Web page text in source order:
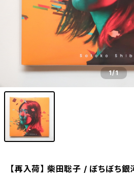
1/1
【再入荷】 柴田聡子 / ぼちぼち銀